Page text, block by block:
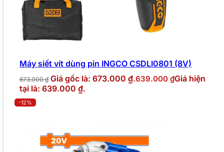
Máy siết vít dùng pin INGCO CSDLI0801 (8V)
673.000₫ Giá gốc là: 673.000 ₫.639.000 ₫Giá hiện
tại là: 639.000 ₫.
-12%